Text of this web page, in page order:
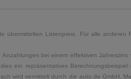
Listenpreis. Für alle
bei einem effektiven
ein repräsentatives
wird vermittelt durch die auto.de GmbH,